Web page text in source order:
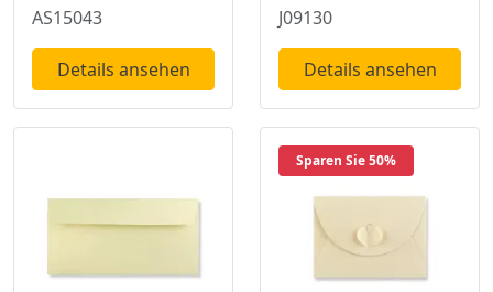
AS15043
Details ansehen
J09130
Details ansehen
Sparen Sie 50%